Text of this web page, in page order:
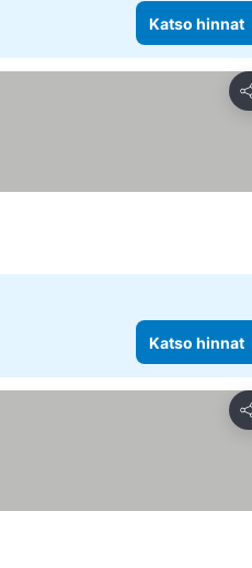
Katso hinnat
Katso hinnat